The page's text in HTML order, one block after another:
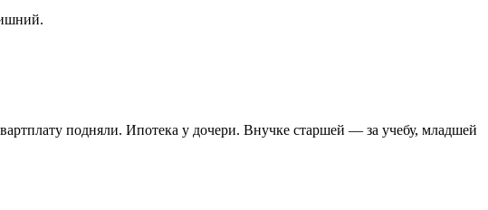
подняли. Ипотека у дочери. Внучке старшей — за учебу, младшей